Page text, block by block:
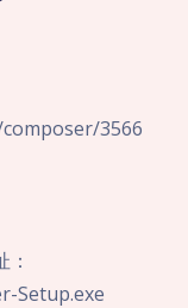
3566
Setup.exe